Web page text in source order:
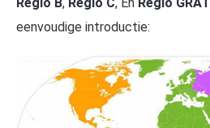
eenvoudige introductie: